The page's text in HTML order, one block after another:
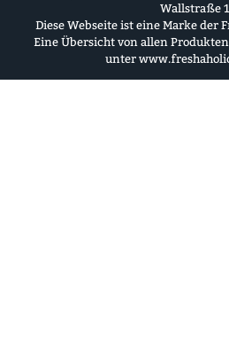
Wallstraße
Diese Webseite ist eine Marke der
Eine Übersicht von allen
unter